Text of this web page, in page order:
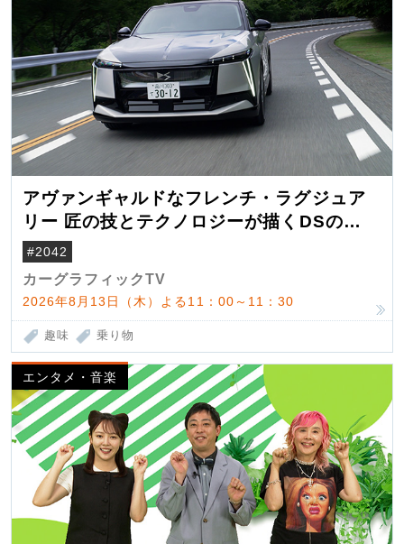
アヴァンギャルドなフレンチ・ラグジュア
リー 匠の技とテクノロジーが描くDSの世
界観
#2042
カーグラフィックTV
2026年8月13日（木）よる11：00～11：30
趣味 乗り物
エンタメ・音楽